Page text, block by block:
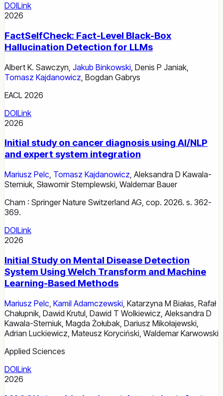
DOILink
2026
FactSelfCheck: Fact-Level Black-Box
Hallucination Detection for LLMs
Albert K. Sawczyn Jakub Binkowski Denis P Janiak
Tomasz Kajdanowicz Bogdan Gabrys
EACL 2026
DOILink
2026
Initial study on cancer diagnosis using AI/NLP
and expert system integration
Mariusz Pelc, Tomasz Kajdanowicz, Aleksandra D Kawala-
Sterniuk, Sławomir Stemplewski, Waldemar Bauer
Cham : Springer Nature Switzerland AG, cop. 2026. s. 362-
369.
DOILink
2026
Initial Study on Mental Disease Detection
System Using Welch Transform and Machine
Learning-Based Methods
Mariusz Pelc Kamil Adamczewski Katarzyna M Białas Rafał
Chałupnik Dawid Krutul Dawid T Wolkiewicz Aleksandra D
Kawala-Sterniuk Magda Żołubak Dariusz Mikołajewski
Adrian Luckiewicz Mateusz Koryciński Waldemar Karwowski
Applied Sciences
DOILink
2026